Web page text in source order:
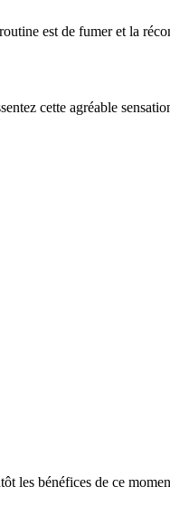
est de fumer et la
cette agréable
les bénéfices de ce